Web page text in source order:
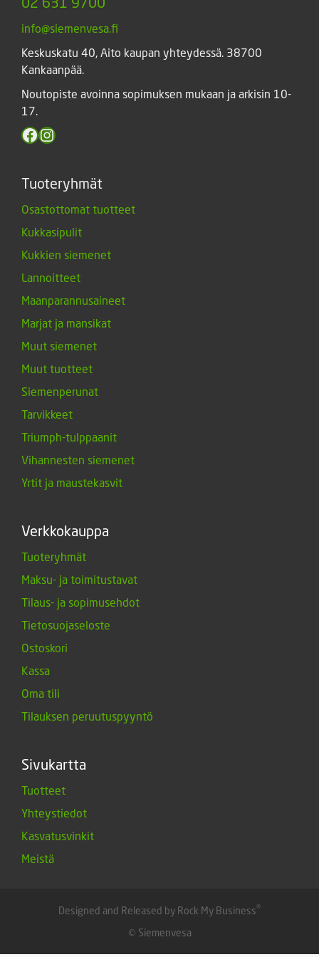
info@siemenvesa.fi
Keskuskatu 40, Aito kaupan yhteydessä. 38700
Kankaanpää.
Noutopiste avoinna sopimuksen mukaan ja arkisin 10-
17.
Facebook
Instagram
Tuoteryhmät
Osastottomat tuotteet
Kukkasipulit
Kukkien siemenet
Lannoitteet
Maanparannusaineet
Marjat ja mansikat
Muut siemenet
Muut tuotteet
Siemenperunat
Tarvikkeet
Triumph-tulppaanit
Vihannesten siemenet
Yrtit ja maustekasvit
Verkkokauppa
Tuoteryhmät
Maksu- ja toimitustavat
Tilaus- ja sopimusehdot
Tietosuojaseloste
Ostoskori
Kassa
Oma tili
Tilauksen peruutuspyyntö
Sivukartta
Tuotteet
Yhteystiedot
Kasvatusvinkit
Meistä
Designed and Released by Rock My Business®
© Siemenvesa